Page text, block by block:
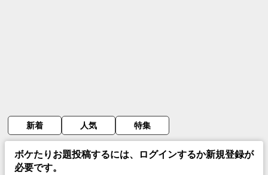
新着 人気 特集
ボケたりお題投稿するには、ログインするか新規登録が
必要です。